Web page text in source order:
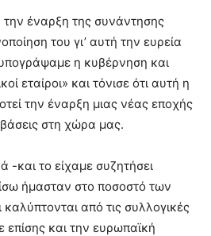
έναρξη της συνάντησης
του γι’ αυτή την ευρεία
η κυβέρνηση και
εταίροι» και τόνισε ότι αυτή η
την έναρξη μιας νέας εποχής
στη χώρα μας.
-και το είχαμε συζητήσει
ήμασταν στο ποσοστό των
από τις συλλογικές
επίσης και την ευρωπαϊκή